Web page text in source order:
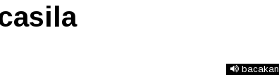
bacakan